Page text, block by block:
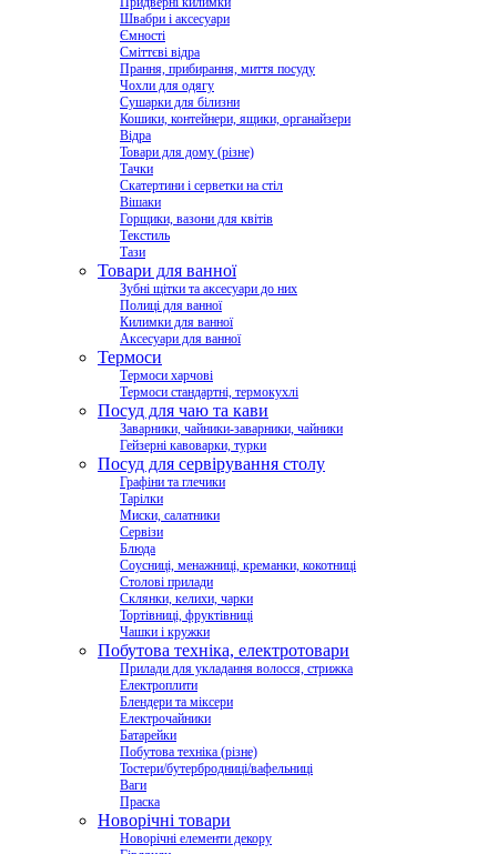
Швабри і аксесуари
Ємності
Сміттєві відра
Прання, прибирання, миття посуду
Чохли для одягу
Сушарки для білизни
Кошики, контейнери, ящики, органайзери
Відра
Товари для дому (різне)
Тачки
Скатертини і серветки на стіл
Вішаки
Горщики, вазони для квітів
Текстиль
Тази
Товари для ванної
Зубні щітки та аксесуари до них
Полиці для ванної
Килимки для ванної
Аксесуари для ванної
Термоси
Термоси харчові
Термоси стандартні, термокухлі
Посуд для чаю та кави
Заварники, чайники-заварники, чайники
Гейзерні кавоварки, турки
Посуд для сервірування столу
Графіни та глечики
Тарілки
Миски, салатники
Сервізи
Блюда
Соусниці, менажниці, креманки, кокотниці
Столові прилади
Склянки, келихи, чарки
Тортівниці, фруктівниці
Чашки і кружки
Побутова техніка, електротовари
Прилади для укладання волосся, стрижка
Електроплити
Блендери та міксери
Електрочайники
Батарейки
Побутова техніка (різне)
Тостери/бутербродниці/вафельниці
Ваги
Праска
Новорічні товари
Новорічні елементи декору